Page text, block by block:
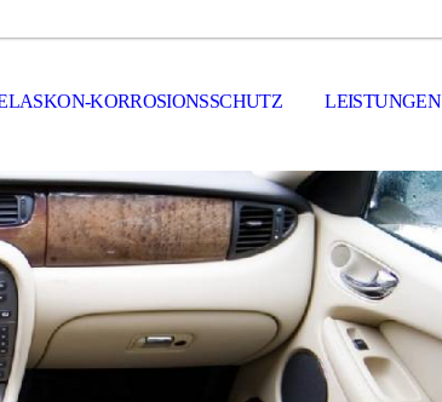
KORROSIONSSCHUTZ LEISTUNGEN